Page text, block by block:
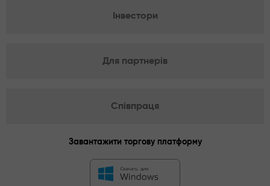
Інвестори
Для партнерів
Співпраця
Завантажити торгову платформу